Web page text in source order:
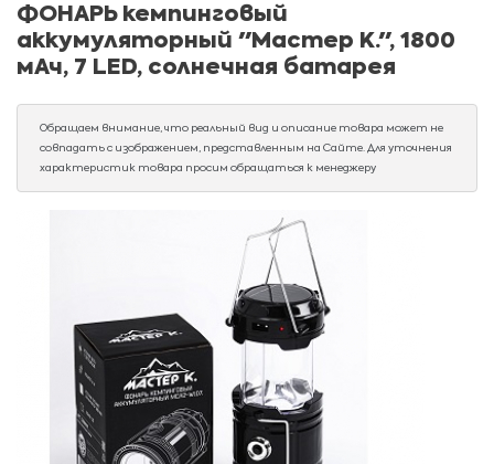
ФОНАРЬ кемпинговый
аккумуляторный "Мастер К.", 1800
мАч, 7 LED, солнечная батарея
Обращаем внимание, что реальный вид и описание товара может не
совпадать с изображением, представленным на Сайте. Для уточнения
характеристик товара просим обращаться к менеджеру